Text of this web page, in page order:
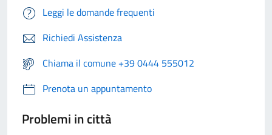
Leggi le domande frequenti
Richiedi Assistenza
Chiama il comune +39 0444 555012
Prenota un appuntamento
Problemi in città